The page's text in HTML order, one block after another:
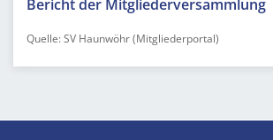
Bericht der Mitgliederversammlung
Quelle: SV Haunwöhr (Mitgliederportal)